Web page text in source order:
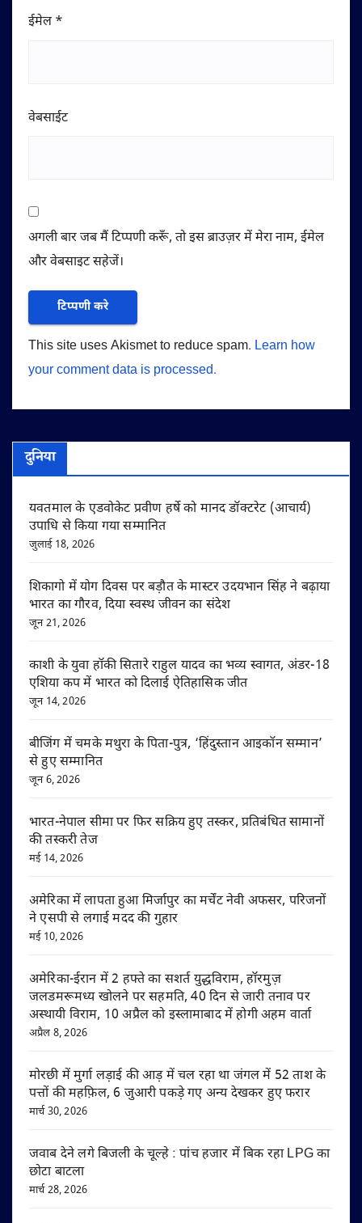
ईमेल *
वेबसाईट
अगली बार जब मैं टिप्पणी करूँ, तो इस ब्राउज़र में मेरा नाम, ईमेल
और वेबसाइट सहेजें।
This site uses Akismet to reduce spam. Learn how
your comment data is processed.
दुनिया
यवतमाल के एडवोकेट प्रवीण हर्षे को मानद डॉक्टरेट (आचार्य)
उपाधि से किया गया सम्मानित
जुलाई 18, 2026
शिकागो में योग दिवस पर बड़ौत के मास्टर उदयभान सिंह ने बढ़ाया
भारत का गौरव, दिया स्वस्थ जीवन का संदेश
जून 21, 2026
काशी के युवा हॉकी सितारे राहुल यादव का भव्य स्वागत, अंडर-18
एशिया कप में भारत को दिलाई ऐतिहासिक जीत
जून 14, 2026
बीजिंग में चमके मथुरा के पिता-पुत्र, ‘हिंदुस्तान आइकॉन सम्मान’
से हुए सम्मानित
जून 6, 2026
भारत-नेपाल सीमा पर फिर सक्रिय हुए तस्कर, प्रतिबंधित सामानों
की तस्करी तेज
मई 14, 2026
अमेरिका में लापता हुआ मिर्जापुर का मर्चेंट नेवी अफसर, परिजनों
ने एसपी से लगाई मदद की गुहार
मई 10, 2026
अमेरिका-ईरान में 2 हफ्ते का सशर्त युद्धविराम, हॉरमुज़
जलडमरूमध्य खोलने पर सहमति, 40 दिन से जारी तनाव पर
अस्थायी विराम, 10 अप्रैल को इस्लामाबाद में होगी अहम वार्ता
अप्रैल 8, 2026
मोरछी में मुर्गा लड़ाई की आड़ में चल रहा था जंगल में 52 ताश के
पत्तों की महफ़िल, 6 जुआरी पकड़े गए अन्य देखकर हुए फरार
मार्च 30, 2026
जवाब देने लगे बिजली के चूल्हे : पांच हजार में बिक रहा LPG का
छोटा बाटला
मार्च 28, 2026